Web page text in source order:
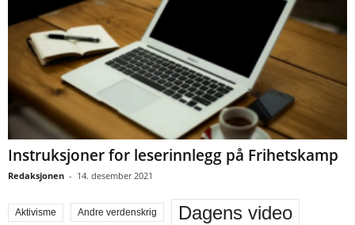
Instruksjoner for leserinnlegg på Frihetskamp
Redaksjonen - 14. desember 2021
Aktivisme Andre verdenskrig Dagens video